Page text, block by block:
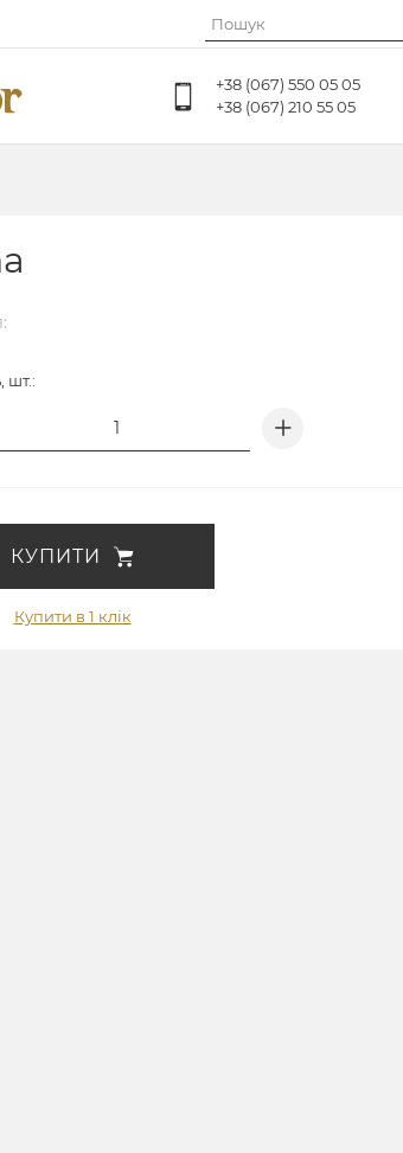
+38 (067) 550 05 05
+38 (067) 210 55 05
шт.:
КУПИТИ
Купити в 1 клік